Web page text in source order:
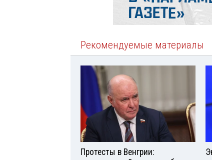
Рекомендуемые материалы
Протесты в Венгрии: